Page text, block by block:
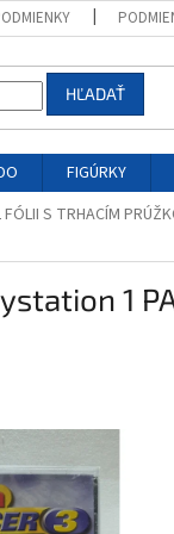
HĽADAŤ
FIGÚRKY
S TRHACÍM
1